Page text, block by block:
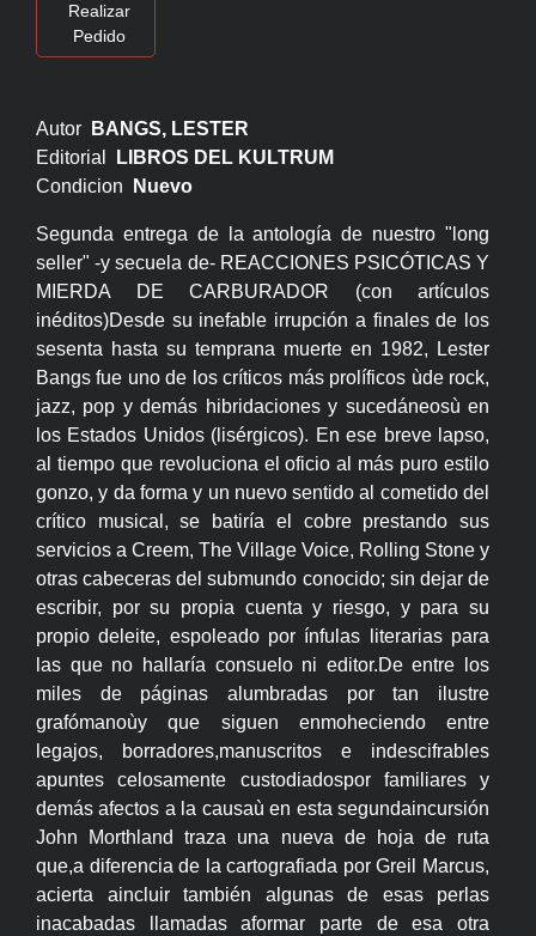
Realizar
Pedido
Autor
BANGS, LESTER
Editorial
LIBROS DEL KULTRUM
Condicion
Nuevo
Segunda entrega de la antología de nuestro "long
seller" -y secuela de- REACCIONES PSICÓTICAS Y
MIERDA DE CARBURADOR (con artículos
inéditos)Desde su inefable irrupción a finales de los
sesenta hasta su temprana muerte en 1982, Lester
Bangs fue uno de los críticos más prolíficos ùde rock,
jazz, pop y demás hibridaciones y sucedáneosù en
los Estados Unidos (lisérgicos). En ese breve lapso,
al tiempo que revoluciona el oficio al más puro estilo
gonzo, y da forma y un nuevo sentido al cometido del
crítico musical, se batiría el cobre prestando sus
servicios a Creem, The Village Voice, Rolling Stone y
otras cabeceras del submundo conocido; sin dejar de
escribir, por su propia cuenta y riesgo, y para su
propio deleite, espoleado por ínfulas literarias para
las que no hallaría consuelo ni editor.De entre los
miles de páginas alumbradas por tan ilustre
grafómanoùy que siguen enmoheciendo entre
legajos, borradores,manuscritos e indescifrables
apuntes celosamente custodiadospor familiares y
demás afectos a la causaù en esta segundaincursión
John Morthland traza una nueva de hoja de ruta
que,a diferencia de la cartografiada por Greil Marcus,
acierta aincluir también algunas de esas perlas
inacabadas llamadas aformar parte de esa otra